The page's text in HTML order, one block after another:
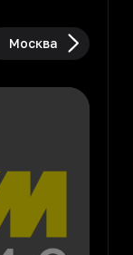
Москва